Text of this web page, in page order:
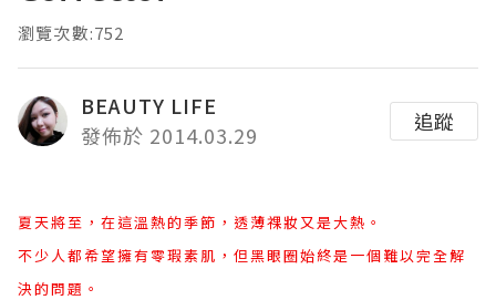
瀏覽次數:752
BEAUTY LIFE
發佈於 2014.03.29
追蹤
夏天將至，在這溫熱的季節，透薄祼妝又是大熱。
不少人都希望擁有零瑕素肌，但黑眼圈始終是一個難以完全解
決的問題。